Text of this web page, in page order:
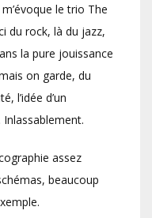
le trio The
du rock, là du jazz,
la pure jouissance
on garde, du
l’idée d’un
assez
beaucoup